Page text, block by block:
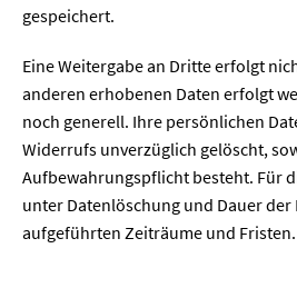
gespeichert.
Eine Weitergabe an Dritte erfolgt
anderen erhobenen Daten erfolgt
noch generell. Ihre persönlichen
Widerrufs unverzüglich gelöscht,
Aufbewahrungspflicht besteht. Für
unter Datenlöschung und Dauer
aufgeführten Zeiträume und Fristen.